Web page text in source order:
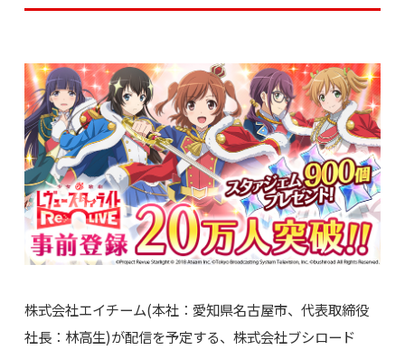
株式会社エイチーム(本社：愛知県名古屋市、代表取締役
社長：林高生)が配信を予定する、株式会社ブシロード